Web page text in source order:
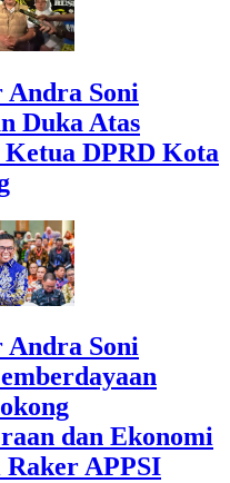
Soni
Duka Atas
DPRD Kota
Andra Soni
dan Ekonomi
Raker APPSI